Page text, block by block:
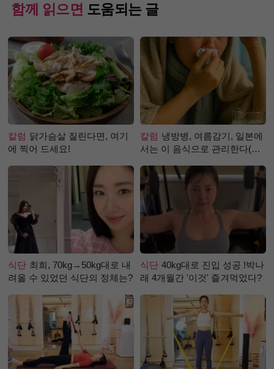
함께 읽으면 도움되는 글
칼럼 닭가슴살 질린다면, 여기
에 찍어 드세요!
칼럼 냉방병, 여름감기, 일본에
서는 이 음식으로 관리한다(생
식단 최희, 70kg→50kg대로 내
려올 수 있었던 식단의 정체는?
식단 40kg대로 진입 성공 !박나
래 4개월간 '이것' 즐겨먹었다?